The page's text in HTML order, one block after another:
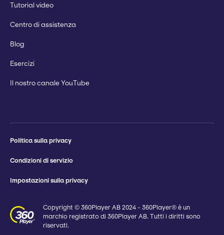
Tutorial video
Centro di assistenza
Blog
Esercizi
Il nostro canale YouTube
Politica sulla privacy
Condizioni di servizio
Impostazioni sulla privacy
Copyright © 360Player AB 2024 - 360Player® è un
marchio registrato di 360Player AB. Tutti i diritti sono
riservati.